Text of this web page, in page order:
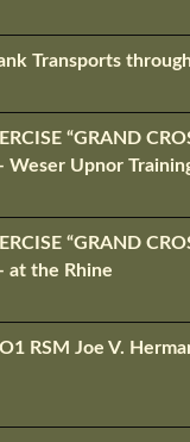
Transports
“GRAND
Weser Upnor
“GRAND
at the Rhine
RSM Joe V.